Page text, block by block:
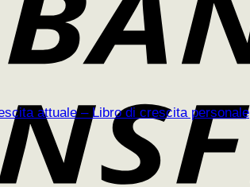
attuale – Libro di crescita personale